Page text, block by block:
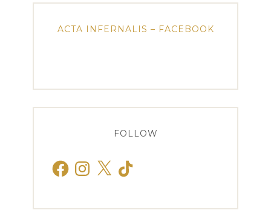
ACTA INFERNALIS – FACEBOOK
FOLLOW
FacebookInstagram
X TikTok